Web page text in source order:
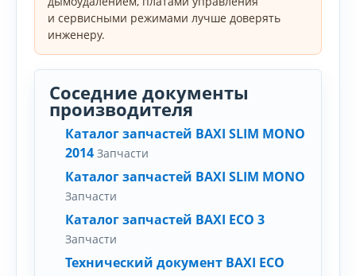
и сервисными режимами лучше доверять
инженеру.
Соседние документы
производителя
Каталог запчастей BAXI SLIM MONO
2014 Запчасти
Каталог запчастей BAXI SLIM MONO
Запчасти
Каталог запчастей BAXI ECO 3
Запчасти
Технический документ BAXI ECO